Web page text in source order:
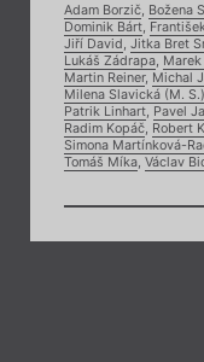
Adam Borzič, Božena
Dominik Bárt,
Jiří David, Jitka Bret
Lukáš Zádrapa,
Martin Reiner, Michal
Milena Slavická (M. S.)
Patrik Linhart, Pavel
Radim Kopáč, Robert
Simona Martínková-
Tomáš Míka, Václav